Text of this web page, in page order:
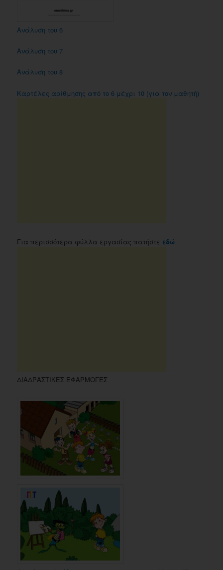
Ανάλυση του 6
Ανάλυση του 7
Ανάλυση του 8
Kαρτέλες αρίθμησης από το 6 μέχρι 10 (για τον μαθητή)
Για περισσότερα φύλλα εργασίας πατήστε εδώ
ΔΙΑΔΡΑΣΤΙΚΕΣ ΕΦΑΡΜΟΓΕΣ